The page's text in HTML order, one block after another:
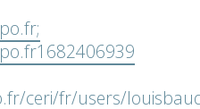
ceri/fr/users/